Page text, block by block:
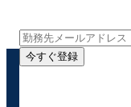
今すぐ登録